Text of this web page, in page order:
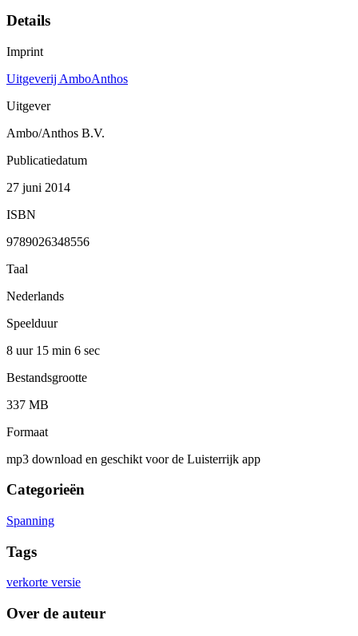
Details
Imprint
Uitgeverij AmboAnthos
Uitgever
Ambo/Anthos B.V.
Publicatiedatum
27 juni 2014
ISBN
9789026348556
Taal
Nederlands
Speelduur
8 uur 15 min 6 sec
Bestandsgrootte
337 MB
Formaat
mp3 download en geschikt voor de Luisterrijk app
Categorieën
Spanning
Tags
verkorte versie
Over de auteur